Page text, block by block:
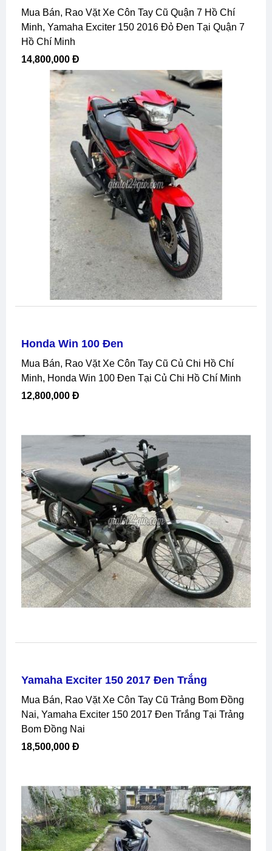
Mua Bán, Rao Vặt Xe Côn Tay Cũ Quận 7 Hồ Chí
Minh, Yamaha Exciter 150 2016 Đỏ Đen Tại Quận 7
Hồ Chí Minh
14,800,000 Đ
Honda Win 100 Đen
Mua Bán, Rao Vặt Xe Côn Tay Cũ Củ Chi Hồ Chí
Minh, Honda Win 100 Đen Tại Củ Chi Hồ Chí Minh
12,800,000 Đ
Yamaha Exciter 150 2017 Đen Trắng
Mua Bán, Rao Vặt Xe Côn Tay Cũ Trảng Bom Đồng
Nai, Yamaha Exciter 150 2017 Đen Trắng Tại Trảng
Bom Đồng Nai
18,500,000 Đ